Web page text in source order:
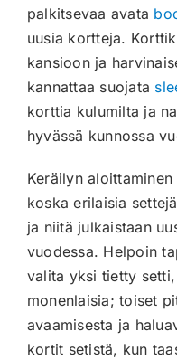
palkitsevaa avata
uusia kortteja.
kansioon ja
kannattaa suojata
korttia kulumilta ja
hyvässä kunnossa
Keräilyn
koska erilaisia
ja niitä julkaistaan
vuodessa. Helpoin
valita yksi tietty
monenlaisia; toiset
avaamisesta ja
kortit setistä, kun